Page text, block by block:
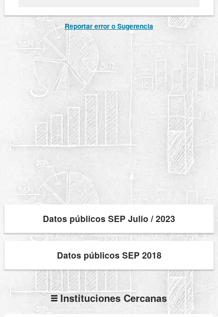
Reportar error o Sugerencia
Datos públicos SEP Julio / 2023
Datos públicos SEP 2018
Instituciones Cercanas